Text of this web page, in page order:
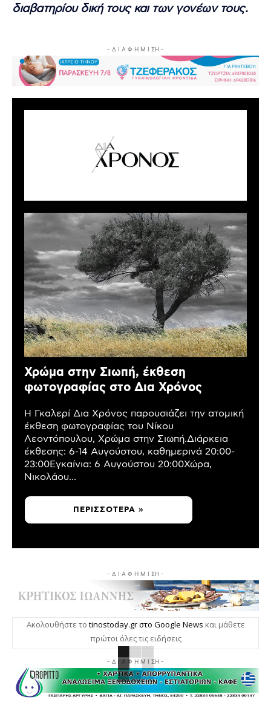
διαβατηρίου δική τους και των γονέων τους.
- Δ Ι Α Φ Η Μ Ι ΣΗ -
Χρώμα στην Σιωπή, έκθεση
φωτογραφίας στο Δια Χρόνος
Η Γκαλερί Δια Χρόνος παρουσιάζει την ατομική
έκθεση φωτογραφίας του Νίκου
Λεοντόπουλου, Χρώμα στην Σιωπή.Διάρκεια
έκθεσης: 6-14 Αυγούστου, καθημερινά 20:00-
23:00Εγκαίνια: 6 Αυγούστου 20:00Χώρα,
Νικολάου...
ΠΕΡΙΣΣΌΤΕΡΑ »
- Δ Ι Α Φ Η Μ Ι ΣΗ -
Ακολουθήστε το tinostoday.gr στο Google News και μάθετε
πρώτοι όλες τις ειδήσεις
- Δ Ι Α Φ Η Μ Ι ΣΗ -